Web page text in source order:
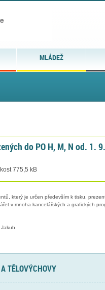
MLÁDEŽ
do PO H, M, N od. 1. 9.
775,5 kB
který je určen především k tisku,
v mnoha kancelářských a grafických
TĚLOVÝCHOVY